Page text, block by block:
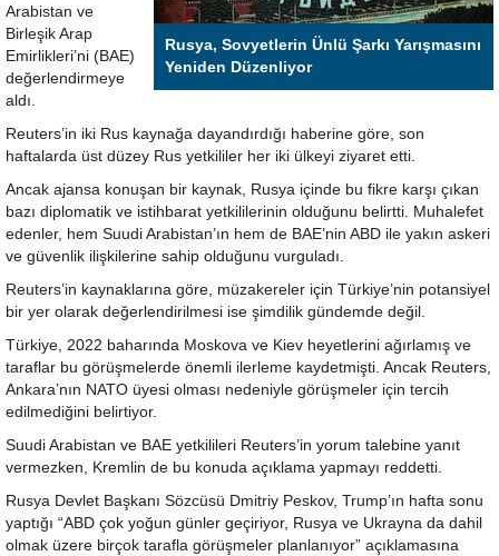
Rusya, Sovyetlerin Ünlü Şarkı Yarışmasını
Yeniden Düzenliyor
Arabistan ve
Birleşik Arap
Emirlikleri’ni (BAE)
değerlendirmeye
aldı.
Reuters’in iki Rus kaynağa dayandırdığı haberine göre, son
haftalarda üst düzey Rus yetkililer her iki ülkeyi ziyaret etti.
Ancak ajansa konuşan bir kaynak, Rusya içinde bu fikre karşı çıkan
bazı diplomatik ve istihbarat yetkililerinin olduğunu belirtti. Muhalefet
edenler, hem Suudi Arabistan’ın hem de BAE’nin ABD ile yakın askeri
ve güvenlik ilişkilerine sahip olduğunu vurguladı.
Reuters’in kaynaklarına göre, müzakereler için Türkiye’nin potansiyel
bir yer olarak değerlendirilmesi ise şimdilik gündemde değil.
Türkiye, 2022 baharında Moskova ve Kiev heyetlerini ağırlamış ve
taraflar bu görüşmelerde önemli ilerleme kaydetmişti. Ancak Reuters,
Ankara’nın NATO üyesi olması nedeniyle görüşmeler için tercih
edilmediğini belirtiyor.
Suudi Arabistan ve BAE yetkilileri Reuters’in yorum talebine yanıt
vermezken, Kremlin de bu konuda açıklama yapmayı reddetti.
Rusya Devlet Başkanı Sözcüsü Dmitriy Peskov, Trump’ın hafta sonu
yaptığı “ABD çok yoğun günler geçiriyor, Rusya ve Ukrayna da dahil
olmak üzere birçok tarafla görüşmeler planlanıyor” açıklamasına